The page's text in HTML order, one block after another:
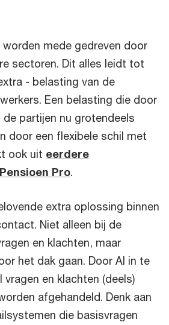
mede gedreven door
sectoren. Dit alles leidt tot
- belasting van de
Een belasting die door
de partijen nu grotendeels
door een flexibele schil met
ook uit eerdere
Pro.
extra oplossing binnen
Niet alleen bij de
en klachten, maar
het dak gaan. Door AI in te
vragen en klachten (deels)
afgehandeld. Denk aan
die basisvragen